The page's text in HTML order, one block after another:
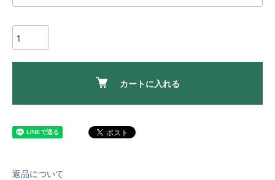
カートに入れる
返品について